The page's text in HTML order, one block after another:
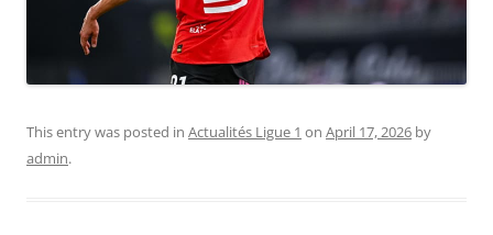
This entry was posted in Actualités Ligue 1 on April 17, 2026 by
admin.